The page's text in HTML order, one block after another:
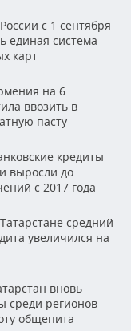
с 1 сентября
единая система
карт
на 6
ввозить в
пасту
кредиты
выросли до
с 2017 года
средний
увеличился на
вновь
среди регионов
общепита